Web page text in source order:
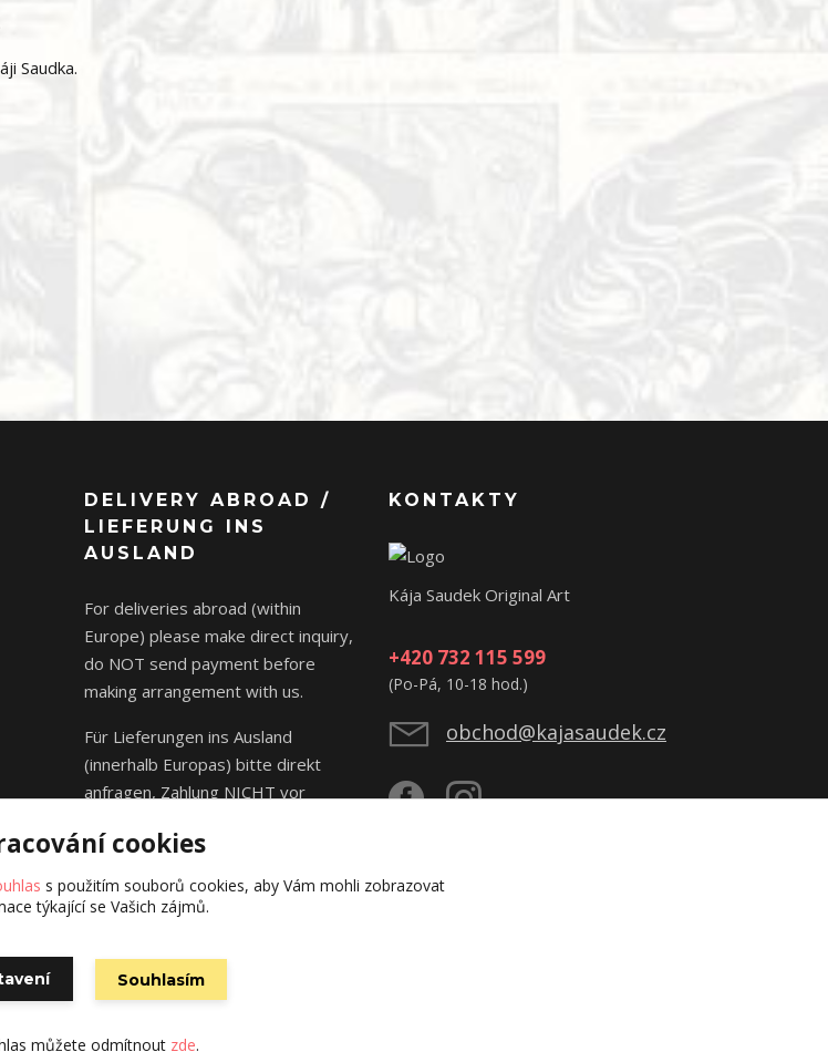
Saudka.
DELIVERY ABROAD /
LIEFERUNG INS
AUSLAND
For deliveries abroad (within
Europe) please make direct inquiry,
do NOT send payment before
making arrangement with us.
Für Lieferungen ins Ausland
(innerhalb Europas) bitte direkt
anfragen, Zahlung NICHT vor
KONTAKTY
Kája Saudek Original Art
+420 732 115 599
(Po-Pá, 10-18 hod.)
obchod@kajasaudek.cz
Saudek - family 2023
na
cookies
s použitím souborů cookies, aby Vám mohli zobrazovat
týkající se Vašich zájmů.
Souhlasím
můžete odmítnout zde.